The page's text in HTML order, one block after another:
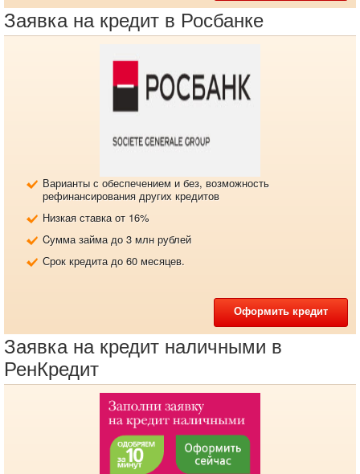
Заявка на кредит в Росбанке
Варианты с обеспечением и без, возможность
рефинансирования других кредитов
Низкая ставка от 16%
Cумма займа до 3 млн рублей
Срок кредита до 60 месяцев.
Оформить кредит
Заявка на кредит наличными в
РенКредит